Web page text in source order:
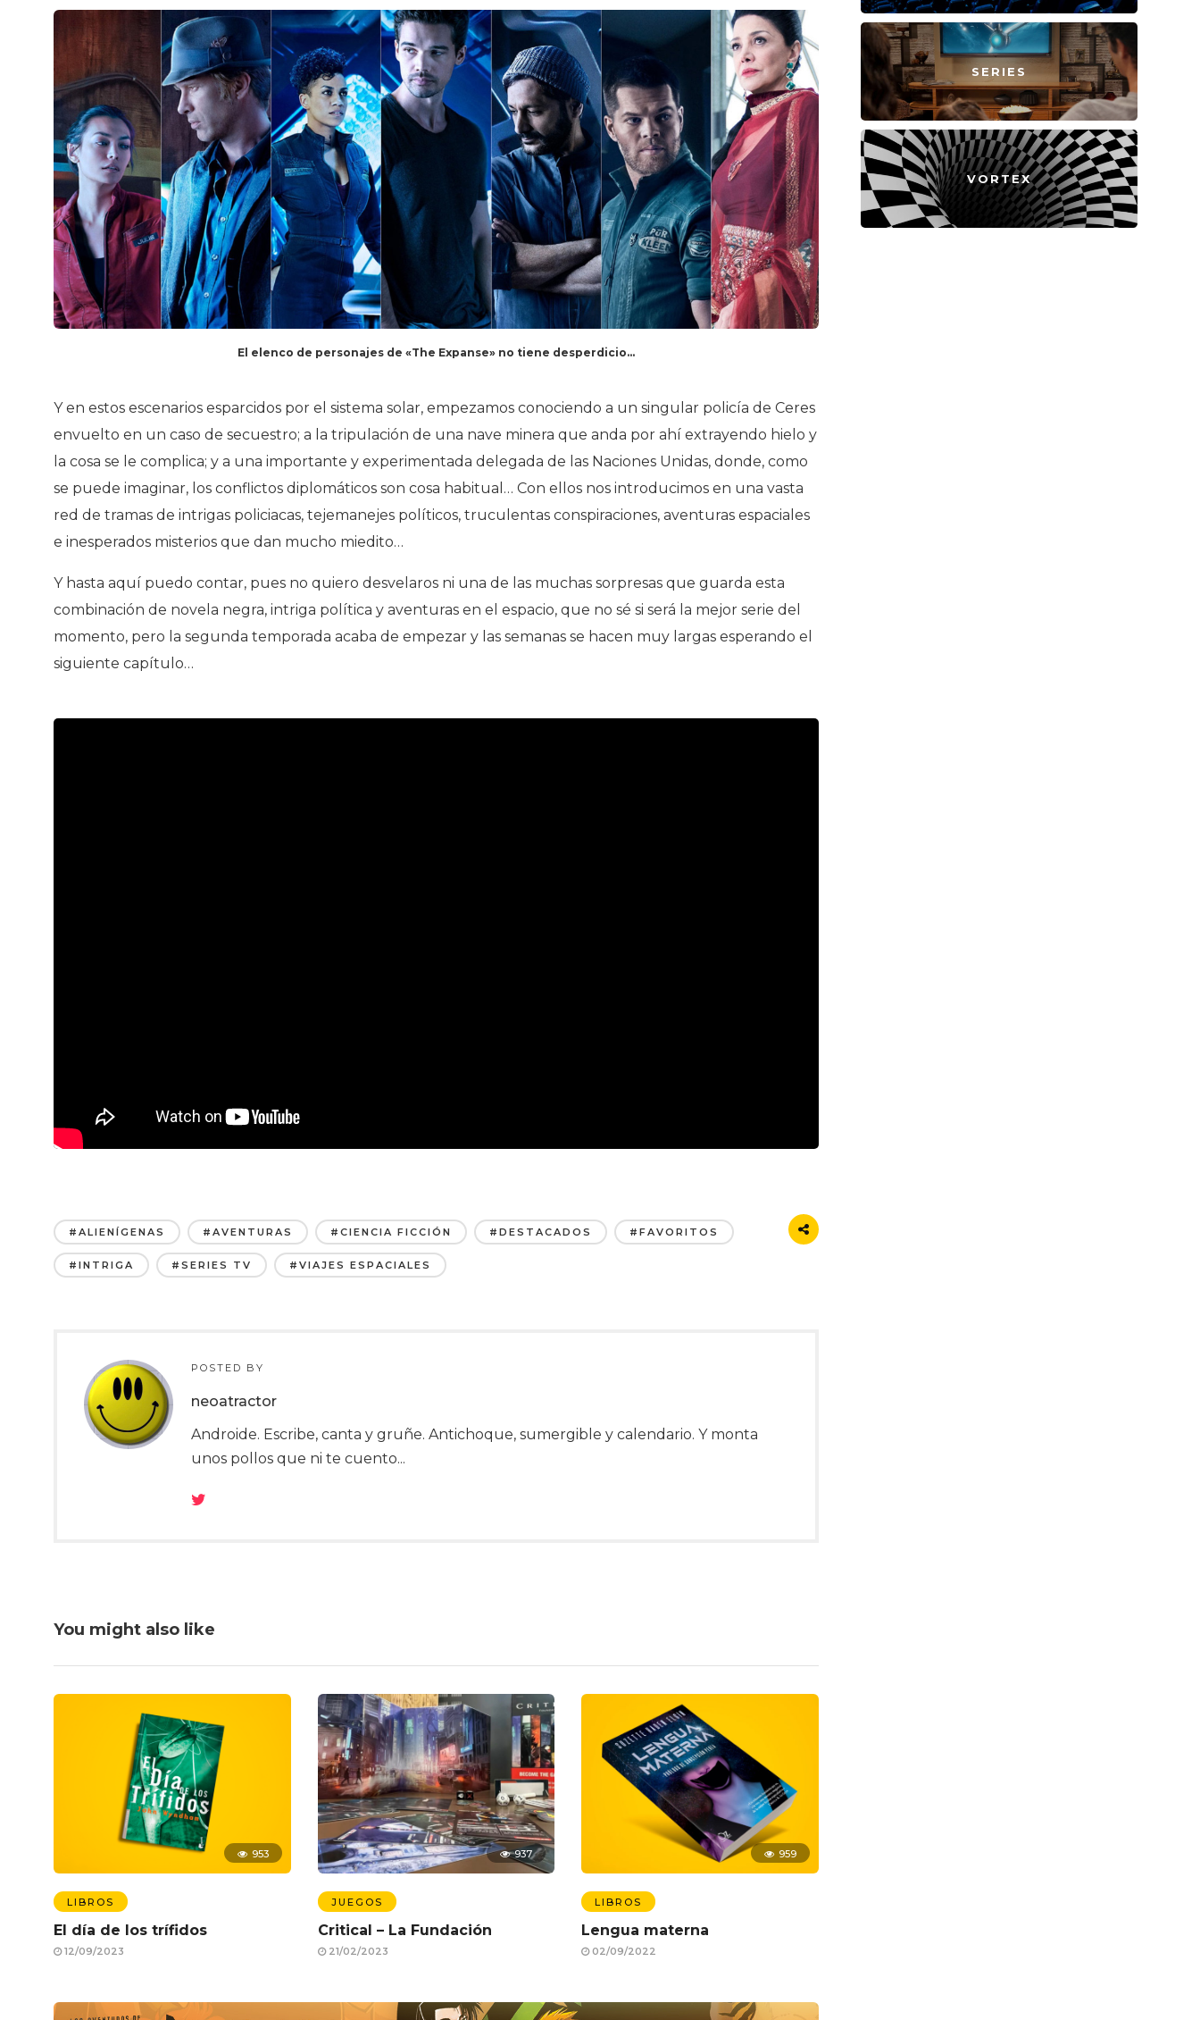
El elenco de personajes de «The Expanse» no tiene desperdicio…
Y en estos escenarios esparcidos por el sistema solar, empezamos conociendo a un singular policía de Ceres
envuelto en un caso de secuestro; a la tripulación de una nave minera que anda por ahí extrayendo hielo y
la cosa se le complica; y a una importante y experimentada delegada de las Naciones Unidas, donde, como
se puede imaginar, los conflictos diplomáticos son cosa habitual… Con ellos nos introducimos en una vasta
red de tramas de intrigas policiacas, tejemanejes políticos, truculentas conspiraciones, aventuras espaciales
e inesperados misterios que dan mucho miedito…
Y hasta aquí puedo contar, pues no quiero desvelaros ni una de las muchas sorpresas que guarda esta
combinación de novela negra, intriga política y aventuras en el espacio, que no sé si será la mejor serie del
momento, pero la segunda temporada acaba de empezar y las semanas se hacen muy largas esperando el
siguiente capítulo…
#ALIENÍGENAS #AVENTURAS #CIENCIA FICCIÓN #DESTACADOS #FAVORITOS
#INTRIGA #SERIES TV #VIAJES ESPACIALES
POSTED BY
neoatractor
Androide. Escribe, canta y gruñe. Antichoque, sumergible y calendario. Y monta
unos pollos que ni te cuento...
You might also like
953
LIBROS
El día de los trífidos
12/09/2023
937
JUEGOS
Critical – La Fundación
21/02/2023
959
LIBROS
Lengua materna
02/09/2022
SERIES
VORTEX